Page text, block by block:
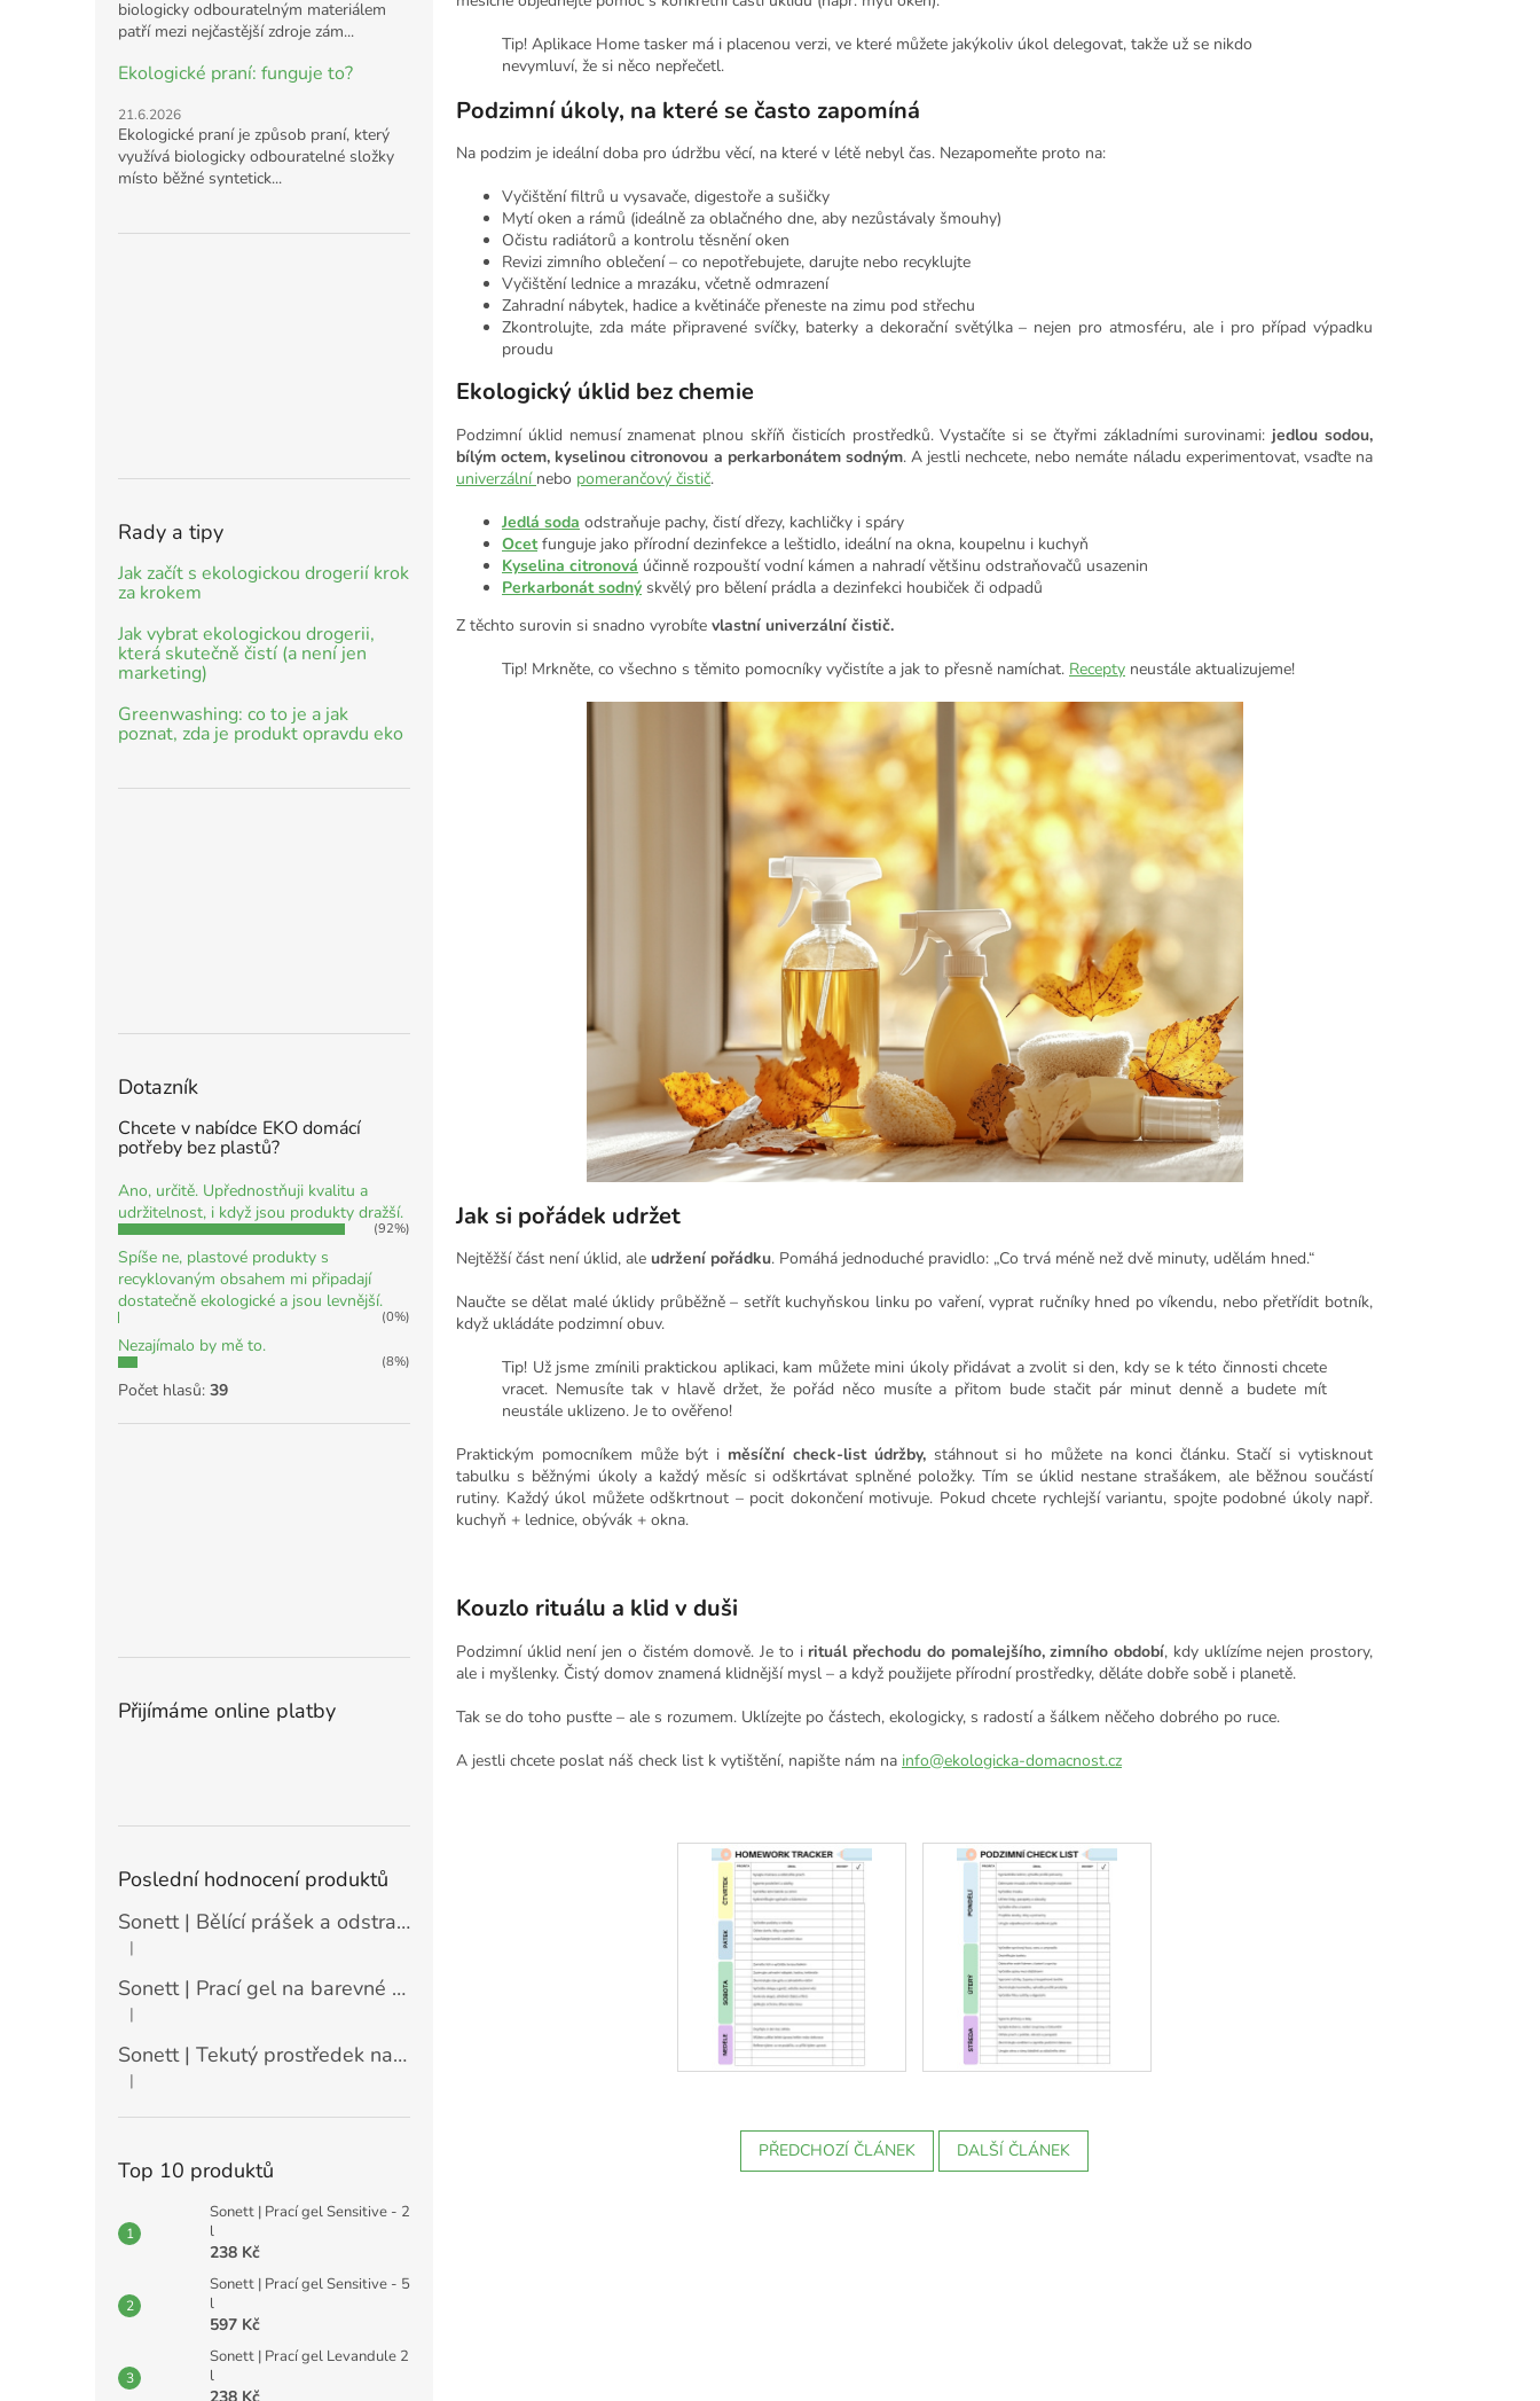
biologicky odbouratelným materiálem
patří mezi nejčastější zdroje zám...
Ekologické praní: funguje to?
21.6.2026
Ekologické praní je způsob praní, který
využívá biologicky odbouratelné složky
místo běžné syntetick...
Rady a tipy
Jak začít s ekologickou drogerií krok
za krokem
Jak vybrat ekologickou drogerii,
která skutečně čistí (a není jen
marketing)
Greenwashing: co to je a jak
poznat, zda je produkt opravdu eko
Dotazník
Chcete v nabídce EKO domácí
potřeby bez plastů?
Ano, určitě. Upřednostňuji kvalitu a
udržitelnost, i když jsou produkty dražší.
(92%)
Spíše ne, plastové produkty s
recyklovaným obsahem mi připadají
dostatečně ekologické a jsou levnější.
(0%)
Nezajímalo by mě to.
(8%)
Počet hlasů: 39
Přijímáme online platby
Poslední hodnocení produktů
Sonett | Bělící prášek a odstraňovač skvrn - 900 g
Hodnocení produktu je 5 z 5 hvězdiček.
|
Sonett | Prací gel na barevné prádlo máta a citrón - 10 l
Hodnocení produktu je 5 z 5 hvězdiček.
|
Sonett | Tekutý prostředek na nádobí Sensitive - 10 l
Hodnocení produktu je 5 z 5 hvězdiček.
|
Top 10 produktů
Sonett | Prací gel Sensitive - 2
l
238 Kč
Sonett | Prací gel Sensitive - 5
l
597 Kč
Sonett | Prací gel Levandule 2
l
Tip! Aplikace Home tasker má i placenou verzi, ve které můžete jakýkoliv úkol delegovat, takže už se nikdo
nevymluví, že si něco nepřečetl.
Podzimní úkoly, na které se často zapomíná
Na podzim je ideální doba pro údržbu věcí, na které v létě nebyl čas. Nezapomeňte proto na:
Vyčištění filtrů u vysavače, digestoře a sušičky
Mytí oken a rámů (ideálně za oblačného dne, aby nezůstávaly šmouhy)
Očistu radiátorů a kontrolu těsnění oken
Revizi zimního oblečení – co nepotřebujete, darujte nebo recyklujte
Vyčištění lednice a mrazáku, včetně odmrazení
Zahradní nábytek, hadice a květináče přeneste na zimu pod střechu
Zkontrolujte, zda máte připravené svíčky, baterky a dekorační světýlka – nejen pro atmosféru, ale i pro případ výpadku
proudu
Ekologický úklid bez chemie
Podzimní úklid nemusí znamenat plnou skříň čisticích prostředků. Vystačíte si se čtyřmi základními surovinami: jedlou sodou,
bílým octem, kyselinou citronovou a perkarbonátem sodným. A jestli nechcete, nebo nemáte náladu experimentovat, vsaďte na
univerzální nebo pomerančový čistič.
Jedlá soda odstraňuje pachy, čistí dřezy, kachličky i spáry
Ocetfunguje jako přírodní dezinfekce a leštidlo, ideální na okna, koupelnu i kuchyň
Kyselina citronová účinně rozpouští vodní kámen a nahradí většinu odstraňovačů usazenin
Perkarbonát sodný skvělý pro bělení prádla a dezinfekci houbiček či odpadů
Z těchto surovin si snadno vyrobíte vlastní univerzální čistič.
Tip! Mrkněte, co všechno s těmito pomocníky vyčistíte a jak to přesně namíchat. Recepty neustále aktualizujeme!
Jak si pořádek udržet
Nejtěžší část není úklid, ale udržení pořádku. Pomáhá jednoduché pravidlo: „Co trvá méně než dvě minuty, udělám hned.“
Naučte se dělat malé úklidy průběžně – setřít kuchyňskou linku po vaření, vyprat ručníky hned po víkendu, nebo přetřídit botník,
když ukládáte podzimní obuv.
Tip! Už jsme zmínili praktickou aplikaci, kam můžete mini úkoly přidávat a zvolit si den, kdy se k této činnosti chcete
vracet. Nemusíte tak v hlavě držet, že pořád něco musíte a přitom bude stačit pár minut denně a budete mít
neustále uklizeno. Je to ověřeno!
Praktickým pomocníkem může být i měsíční check-list údržby, stáhnout si ho můžete na konci článku. Stačí si vytisknout
tabulku s běžnými úkoly a každý měsíc si odškrtávat splněné položky. Tím se úklid nestane strašákem, ale běžnou součástí
rutiny. Každý úkol můžete odškrtnout – pocit dokončení motivuje. Pokud chcete rychlejší variantu, spojte podobné úkoly např.
kuchyň + lednice, obývák + okna.
Kouzlo rituálu a klid v duši
Podzimní úklid není jen o čistém domově. Je to i rituál přechodu do pomalejšího, zimního období, kdy uklízíme nejen prostory,
ale i myšlenky. Čistý domov znamená klidnější mysl – a když použijete přírodní prostředky, děláte dobře sobě i planetě.
Tak se do toho pusťte – ale s rozumem. Uklízejte po částech, ekologicky, s radostí a šálkem něčeho dobrého po ruce.
A jestli chcete poslat náš check list k vytištění, napište nám na info@ekologicka-domacnost.cz
PŘEDCHOZÍ ČLÁNEK DALŠÍ ČLÁNEK